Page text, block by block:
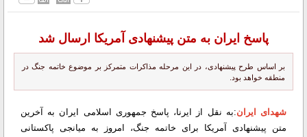
پاسخ ایران به متن پیشنهادی آمریکا ارسال شد
بر اساس طرح پیشنهادی، در این مرحله مذاکرات متمرکز بر موضوع خاتمه جنگ در
منطقه خواهد بود.
شهدای ایران:به نقل از ایرنا، پاسخ جمهوری اسلامی ایران به آخرین
متن پیشنهادی آمریکا برای خاتمه جنگ، امروز به میانجی پاکستانی